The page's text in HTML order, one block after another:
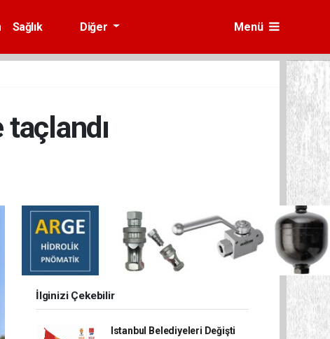
Sağlık
Diğer Menü
İlginizi Çekebilir
Istanbul Belediyeleri Değişti